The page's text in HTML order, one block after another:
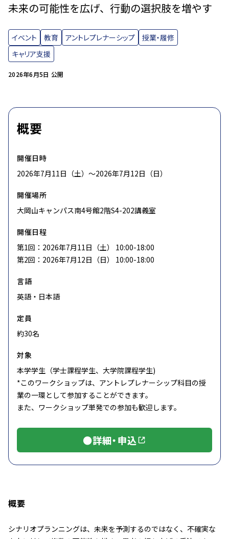
2026年6月5日 公開
未来の可能性を広げ、行動の選択肢を増やす
イベント 教育 アントレプレナーシップ
授業・履修
キャリア支援
概要
開催日時
2026年7月11日（土）〜2026年7月12日（日）
開催場所
大岡山キャンパス南4号館2階S4-202講義室
開催日程
第1回：2026年7月11日（土） 10:00-18:00
第2回：2026年7月12日（日） 10:00-18:00
言語
英語・日本語
定員
約30名
対象
本学学生（学士課程学生、大学院課程学生)
*このワークショップは、アントレプレナーシップ科目の授
業の一環として参加することができます。
また、ワークショップ単発での参加も歓迎します。
●詳細・申込
概要
シナリオプランニングは、未来を予測するのではなく、不確実な